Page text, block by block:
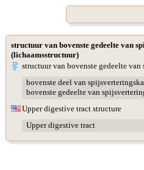
structuur van bovenste gedeelte van
(lichaamsstructuur)
structuur van bovenste gedeelte
bovenste deel van
bovenste gedeelte van
Upper digestive tract structure
Upper digestive tract